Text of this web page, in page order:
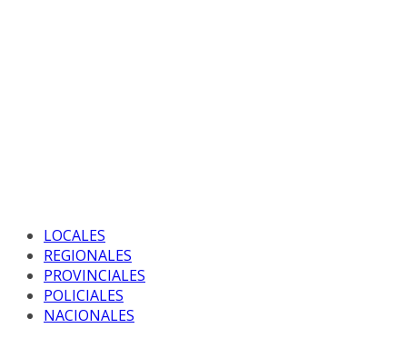
LOCALES
REGIONALES
PROVINCIALES
POLICIALES
NACIONALES